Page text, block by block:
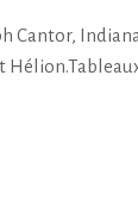
Cantor,